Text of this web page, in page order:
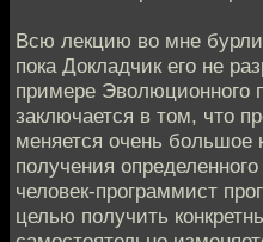
Всю лекцию во мне
пока Докладчик его не
примере Эволюционного
заключается в том, что
меняется очень большое
получения
человек-программист
целью получить